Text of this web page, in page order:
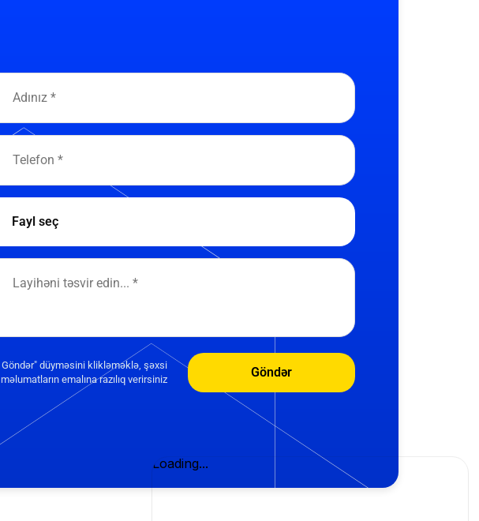
Fayl seç
Göndər" düyməsini klikləməklə, şəxsi
məlumatların emalına razılıq verirsiniz
Göndər